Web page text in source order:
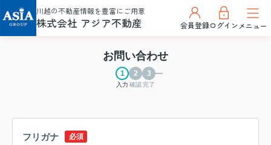
川越の不動産情報を豊富にご用意
株式会社 アジア不動産 会員登録ログインメニュー
お問い合わせ
入力 確認完了
フリガナ 必須